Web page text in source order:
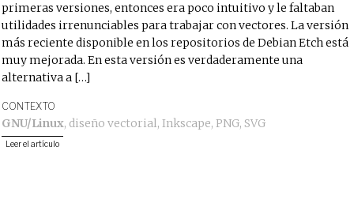
primeras versiones, entonces era poco intuitivo y le faltaban
utilidades irrenunciables para trabajar con vectores. La versión
más reciente disponible en los repositorios de Debian Etch está
muy mejorada. En esta versión es verdaderamente una
alternativa a […]
CONTEXTO
GNU/Linux, diseño vectorial,Inkscape,PNG, SVG
Leer el artículo